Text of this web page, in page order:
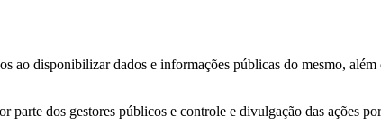
disponibilizar dados e informações públicas do mesmo, além
dos gestores públicos e controle e divulgação das ações